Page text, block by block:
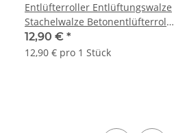
Entlüfterroller Entlüftungswalze
Stachelwalze Betonentlüfterrolle
250mm Borsten 22mm
12,90 € *
12,90 € pro 1 Stück